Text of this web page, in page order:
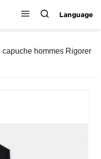
Language
hommes Rigorer